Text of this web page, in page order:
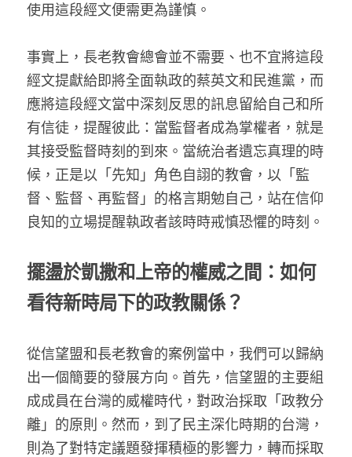
使用這段經文便需更為謹慎。
事實上，長老教會總會並不需要、也不宜將這段
經文提獻給即將全面執政的蔡英文和民進黨，而
應將這段經文當中深刻反思的訊息留給自己和所
有信徒，提醒彼此：當監督者成為掌權者，就是
其接受監督時刻的到來。當統治者遺忘真理的時
候，正是以「先知」角色自詡的教會，以「監
督、監督、再監督」的格言期勉自己，站在信仰
良知的立場提醒執政者該時時戒慎恐懼的時刻。
擺盪於凱撒和上帝的權威之間：如何
看待新時局下的政教關係？
從信望盟和長老教會的案例當中，我們可以歸納
出一個簡要的發展方向。首先，信望盟的主要組
成成員在台灣的威權時代，對政治採取「政教分
離」的原則。然而，到了民主深化時期的台灣，
則為了對特定議題發揮積極的影響力，轉而採取